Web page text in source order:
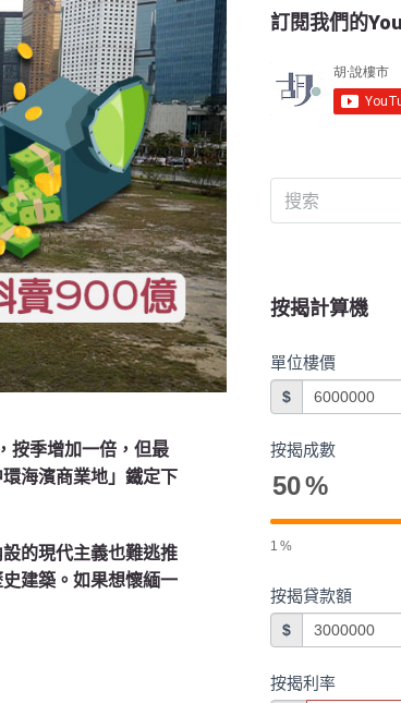
按季增加一倍，但最
海濱商業地」鐵定下
的現代主義也難逃推
建築。如果想懷緬一
訂閱我們的
按揭計算機
單位樓價
$
按揭成數
50%
1 %
按揭貸款額
$
按揭利率